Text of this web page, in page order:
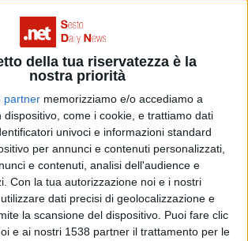
della tua riservatezza è la
nostra priorità
partner memorizziamo e/o accediamo a
dispositivo, come i cookie, e trattiamo dati
univoci e informazioni standard
per annunci e contenuti personalizzati,
e contenuti, analisi dell'audience e
Con la tua autorizzazione noi e i nostri
dati precisi di geolocalizzazione e
la scansione del dispositivo. Puoi fare clic
e ai nostri 1538 partner il trattamento per le
Dopo "Ci sentiamo
ruolo in un film di Marco
VIDEOFOTO